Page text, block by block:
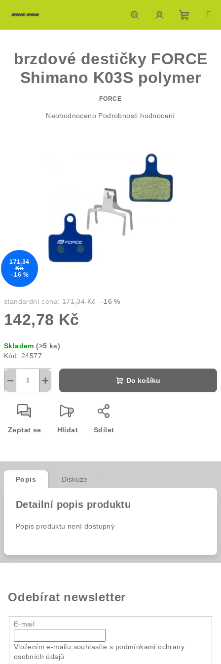
HledatPřihlášeníNákupní
košík
standardní cena: 171,34 Kč –16 %
142,78 Kč
cena:
Skladem(>5 ks)
Kód: 24577
+
− Do košíku
Zeptat se Hlídat Sdílet
brzdové destičky FORCE
Shimano K03S polymer
FORCE
Průměrné
Neohodnoceno Podrobnosti hodnocení
171,34
Kč
–16 %
Popis Diskuze
Detailní popis produktu
Popis produktu není dostupný
Odebírat newsletter
E-mail
Vložením e-mailu souhlasíte s podmínkami ochrany
osobních údajů